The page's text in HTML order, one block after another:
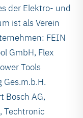
der Elektro- und
ist als Verein
FEIN
GmbH, Flex
Tools
Ges.m.b.H.
Bosch AG,
Techtronic